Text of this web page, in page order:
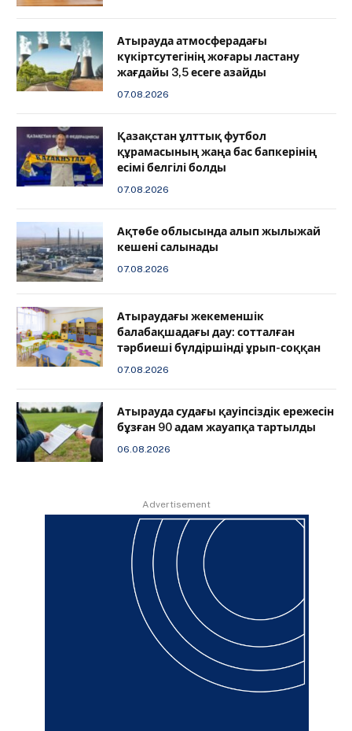
Атырауда атмосферадағы
күкіртсутегінің жоғары ластану
жағдайы 3,5 есеге азайды
07.08.2026
Қазақстан ұлттық футбол
құрамасының жаңа бас бапкерінің
есімі белгілі болды
07.08.2026
Ақтөбе облысында алып жылыжай
кешені салынады
07.08.2026
Атыраудағы жекеменшік
балабақшадағы дау: сотталған
тәрбиеші бүлдіршінді ұрып-соққан
07.08.2026
Атырауда судағы қауіпсіздік ережесін
бұзған 90 адам жауапқа тартылды
06.08.2026
Advertisement